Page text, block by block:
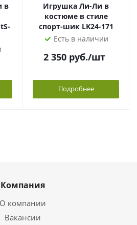
в
Игрушка Ли-Ли в
костюме в стиле
спорт-шик LK24-171
Есть в наличии
2 350руб./шт
Подробнее
Компания
О компании
Вакансии